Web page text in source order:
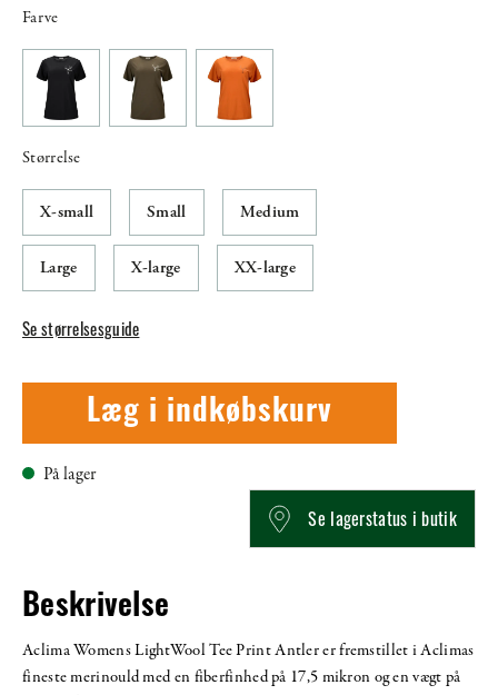
Farve
Størrelse
X-small Small Medium
Large X-large XX-large
Se størrelsesguide
Læg i indkøbskurv
På lager
Se lagerstatus i butik
Beskrivelse
Aclima Womens LightWool Tee Print Antler er fremstillet i Aclimas
fineste merinould med en fiberfinhed på 17,5 mikron og en vægt på